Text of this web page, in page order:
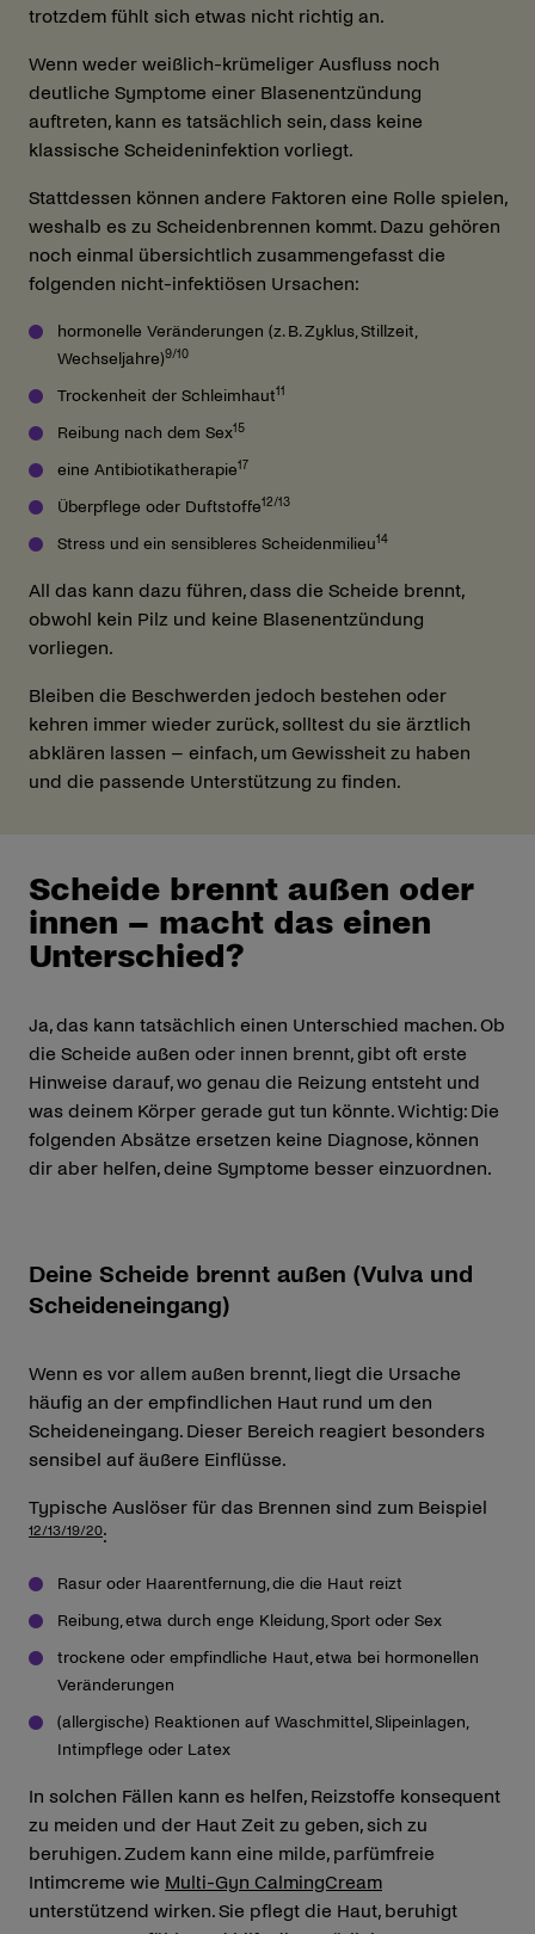
trotzdem fühlt sich etwas nicht richtig an.
Wenn weder weißlich-krümeliger Ausfluss noch
deutliche Symptome einer Blasenentzündung
auftreten, kann es tatsächlich sein, dass keine
klassische Scheideninfektion vorliegt.
Stattdessen können andere Faktoren eine Rolle spielen,
weshalb es zu Scheidenbrennen kommt. Dazu gehören
noch einmal übersichtlich zusammengefasst die
folgenden nicht-infektiösen Ursachen:
hormonelle Veränderungen (z. B. Zyklus, Stillzeit,
Wechseljahre)9/10
Trockenheit der Schleimhaut11
Reibung nach dem Sex15
eine Antibiotikatherapie17
Überpflege oder Duftstoffe12/13
Stress und ein sensibleres Scheidenmilieu14
All das kann dazu führen, dass die Scheide brennt,
obwohl kein Pilz und keine Blasenentzündung
vorliegen.
Bleiben die Beschwerden jedoch bestehen oder
kehren immer wieder zurück, solltest du sie ärztlich
abklären lassen – einfach, um Gewissheit zu haben
und die passende Unterstützung zu finden.
Scheide brennt außen oder
innen – macht das einen
Unterschied?
Ja, das kann tatsächlich einen Unterschied machen. Ob
die Scheide außen oder innen brennt, gibt oft erste
Hinweise darauf, wo genau die Reizung entsteht und
was deinem Körper gerade gut tun könnte. Wichtig: Die
folgenden Absätze ersetzen keine Diagnose, können
dir aber helfen, deine Symptome besser einzuordnen.
Deine Scheide brennt außen (Vulva und
Scheideneingang)
Wenn es vor allem außen brennt, liegt die Ursache
häufig an der empfindlichen Haut rund um den
Scheideneingang. Dieser Bereich reagiert besonders
sensibel auf äußere Einflüsse.
Typische Auslöser für das Brennen sind zum Beispiel
12/13/19/20:
Rasur oder Haarentfernung, die die Haut reizt
Reibung, etwa durch enge Kleidung, Sport oder Sex
trockene oder empfindliche Haut, etwa bei hormonellen
Veränderungen
(allergische) Reaktionen auf Waschmittel, Slipeinlagen,
Intimpflege oder Latex
In solchen Fällen kann es helfen, Reizstoffe konsequent
zu meiden und der Haut Zeit zu geben, sich zu
beruhigen. Zudem kann eine milde, parfümfreie
Intimcreme wie Multi-Gyn CalmingCream
unterstützend wirken. Sie pflegt die Haut, beruhigt